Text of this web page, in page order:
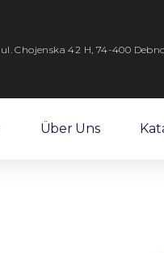
ul. Chojenska 42 H, 74-400
Über Uns